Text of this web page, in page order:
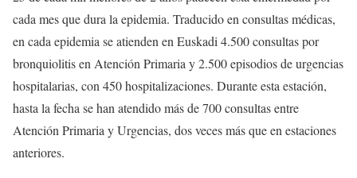
cada mes que dura la epidemia. Traducido en consultas médicas,
en cada epidemia se atienden en Euskadi 4.500 consultas por
bronquiolitis en Atención Primaria y 2.500 episodios de urgencias
hospitalarias, con 450 hospitalizaciones. Durante esta estación,
hasta la fecha se han atendido más de 700 consultas entre
Atención Primaria y Urgencias, dos veces más que en estaciones
anteriores.